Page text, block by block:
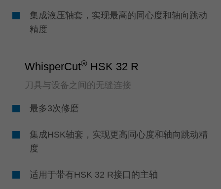
集成液压轴套，实现最高的同心度和轴向跳动
精度
WhisperCut® HSK 32 R
刀具与设备之间的无缝连接
最多3次修磨
集成HSK轴套，实现更高同心度和轴向跳动精
度
适用于带有HSK 32 R接口的主轴